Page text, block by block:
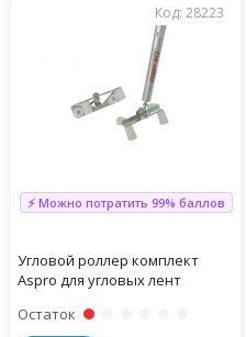
Код: 28223
⚡ Можно потратить 99% баллов
Угловой роллер комплект
Aspro для угловых лент
Остаток